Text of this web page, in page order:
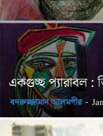
একগুচ্ছ প্যারাবল :
বদরুজ্জামান আলমগীর -